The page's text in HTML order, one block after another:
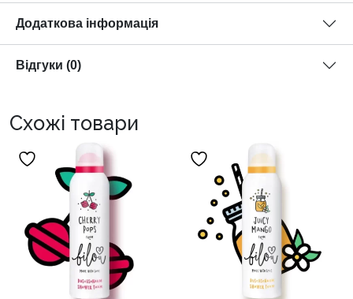
Додаткова інформація
Відгуки (0)
Схожі товари